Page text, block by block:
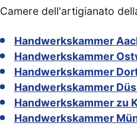
Camere dell'artigianato
Handwerkskammer
Handwerkskammer
Handwerkskammer
Handwerkskammer
Handwerkskammer zu
Handwerkskammer